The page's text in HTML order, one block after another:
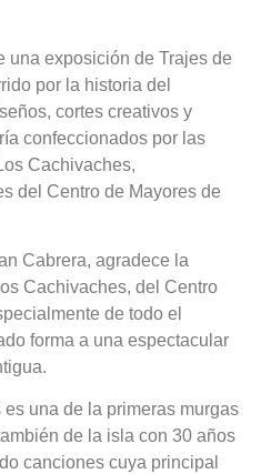
una exposición de Trajes de
por la historia del
cortes creativos y
confeccionados por las
Cachivaches,
del Centro de Mayores de
Cabrera, agradece la
Cachivaches, del Centro
de todo el
forma a una espectacular
una de la primeras murgas
de la isla con 30 años
canciones cuya principal